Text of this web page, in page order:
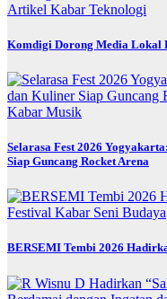
Artikel KabarTeknologi
Komdigi Dorong Media Lokal
KabarMusik
Selarasa Fest 2026
Siap Guncang Rocket Arena
Festival Kabar Seni Budaya
BERSEMI Tembi 2026